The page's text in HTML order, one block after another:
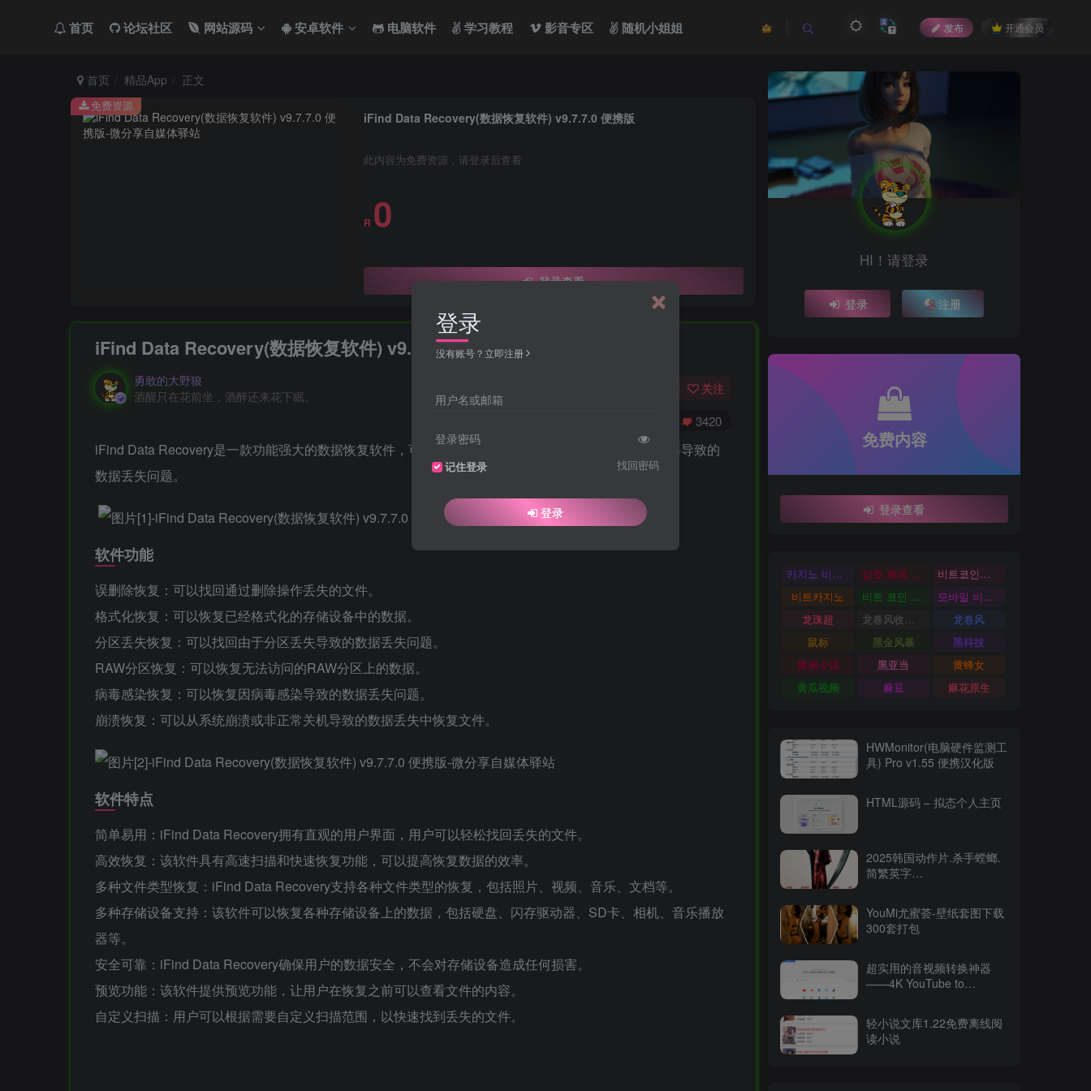
首页 论坛社区 网站源码 安卓软件 电脑软件 学习教程 影音专区 随机小姐姐 发布 开通会员
首页 精品App 正文
iFind Data Recovery(数据恢复软件) v9.7.7.0 便携版
此内容为免费资源，请登录后查看
R 0
登录查看
免费资源
iFind Data Recovery(数据恢复软件) v9.7.7.0 便携版
勇敢的大野狼
酒醒只在花前坐，酒醉还来花下眠。
关注
3420
iFind Data Recovery是一款功能强大的数据恢复软件，可以帮助用户恢复误删除、格式化、病毒感染等导致的
数据丢失问题。
软件功能
误删除恢复：可以找回通过删除操作丢失的文件。
格式化恢复：可以恢复已经格式化的存储设备中的数据。
分区丢失恢复：可以找回由于分区丢失导致的数据丢失问题。
RAW分区恢复：可以恢复无法访问的RAW分区上的数据。
病毒感染恢复：可以恢复因病毒感染导致的数据丢失问题。
崩溃恢复：可以从系统崩溃或非正常关机导致的数据丢失中恢复文件。
软件特点
简单易用：iFind Data Recovery拥有直观的用户界面，用户可以轻松找回丢失的文件。
高效恢复：该软件具有高速扫描和快速恢复功能，可以提高恢复数据的效率。
多种文件类型恢复：iFind Data Recovery支持各种文件类型的恢复，包括照片、视频、音乐、文档等。
多种存储设备支持：该软件可以恢复各种存储设备上的数据，包括硬盘、闪存驱动器、SD卡、相机、音乐播放
器等。
安全可靠：iFind Data Recovery确保用户的数据安全，不会对存储设备造成任何损害。
预览功能：该软件提供预览功能，让用户在恢复之前可以查看文件的内容。
自定义扫描：用户可以根据需要自定义扫描范围，以快速找到丢失的文件。
HI！请登录
登录 注册
免费内容
登录查看
카지노 비트코인 암호 화폐 카지노
비트코인카지노
비트카지노
비트 코인 온라인 카지노
모바일 비트 코인 카지노
龙珠超
龙卷风收音机
龙卷风
鼠标
黑金风暴
黑科技
黑洞小说
黑亚当
黄蜂女
黄瓜视频
麻豆 麻花原生
HWMonitor(电脑硬件监测工
具) Pro v1.55 便携汉化版
HTML源码 – 拟态个人主页
2025韩国动作片.杀手螳螂.
简繁英字
YouMi尤蜜荟-壁纸套图下载
300套打包
超实用的音视频转换神器
——4K YouTube to
轻小说文库1.22免费离线阅
读小说
登录
没有账号？立即注册
用户名或邮箱
登录密码
记住登录 找回密码
登录